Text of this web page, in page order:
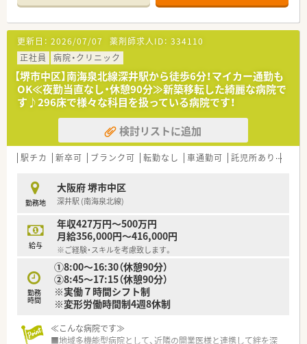
【店舗情報と応需状況について】
■南海泉北線の深井駅から徒歩10分の場所に位置しており、ス
タイリッシュで清潔感あふれる外観が特徴的な店舗となってお
ります。
■応需科目は内科と放射線科がメインであり、1日あたりの処方
箋枚数は35枚程度と、一人ひとりの患者様に寄り添える環境で
す。
■「じっくり投薬・親身に相談」を方針として掲げており、回転率
よりも患者様との信頼関係を築く対話の時間を大切にされてい
ます。
【想定される業務内容】
■管理薬剤師候補として、通常の調剤、監査、服薬指導に加え、医
ます。
■「サンホワイト」など高品質な白色ワセリンの取り扱いを通
じ、敏感肌でお悩みの方や赤ちゃんへのスキンケア指導も行って
頂きます。
■こども薬剤師体験イベントの企画や運営など、薬局を飛び出し
て地域と繋がるための様々な地域貢献活動にも積極的に携われ
ます。
【職場環境と雰囲気】
■採用時に「協調性」を最も重視しているため、各店舗とも社員
同士の仲が非常に良く、困った時も助け合える和やかな雰囲気で
■建設業グループならではの設計ノウハウが詰まった店舗は、動
線が考慮され使いやすく、薬剤師がストレスなく働ける空間で
更新日： 2026/07/07 薬剤師求人ID： 334110
正社員
病院・クリニック
【堺市中区】南海泉北線深井駅から徒歩6分！マイカー通勤も
OK≪夜勤当直なし・休憩90分≫新築移転した綺麗な病院で
す♪296床で様々な科目を扱っている病院です！
検討リストに追加
駅チカ 新卒可 ブランク可 転勤なし 車通勤可 託児所あり
勤務地
大阪府 堺市中区
深井駅 (南海泉北線)
給与
年収427万円～500万円
月給356,000円～416,000円
※ご経験・スキルを考慮致します。
勤務
時間
①8:00～16:30（休憩90分）
②8:45～17:15（休憩90分）
※実働７時間シフト制
※変形労働時間制4週8休制
≪こんな病院です≫
■地域多機能型病院として、近隣の開業医様と連携して絆を深